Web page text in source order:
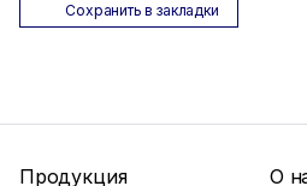
Сохранить в закладки
Продукция
О